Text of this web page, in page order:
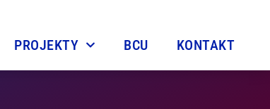
PROJEKTY BCU KONTAKT